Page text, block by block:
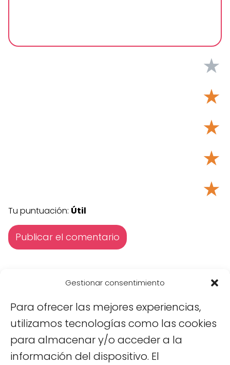
Gestionar consentimiento
Para ofrecer las mejores experiencias,
utilizamos tecnologías como las cookies
para almacenar y/o acceder a la
información del dispositivo. El
perder - Viajar a Vietnam
★
★
★
★
★
Tu puntuación: Útil